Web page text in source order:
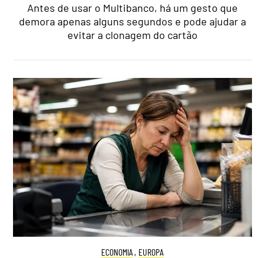
Antes de usar o Multibanco, há um gesto que
demora apenas alguns segundos e pode ajudar a
evitar a clonagem do cartão
ECONOMIA , EUROPA